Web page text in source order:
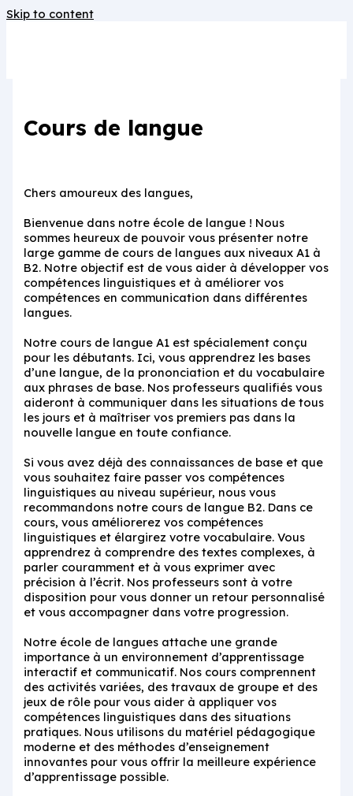
สล็อตเว็บตรงgrandpashabet
Skip to content
Cours de langue
Chers amoureux des langues,
Bienvenue dans notre école de langue ! Nous
sommes heureux de pouvoir vous présenter notre
large gamme de cours de langues aux niveaux A1 à
B2. Notre objectif est de vous aider à développer vos
compétences linguistiques et à améliorer vos
compétences en communication dans différentes
langues.
Notre cours de langue A1 est spécialement conçu
pour les débutants. Ici, vous apprendrez les bases
d’une langue, de la prononciation et du vocabulaire
aux phrases de base. Nos professeurs qualifiés vous
aideront à communiquer dans les situations de tous
les jours et à maîtriser vos premiers pas dans la
nouvelle langue en toute confiance.
Si vous avez déjà des connaissances de base et que
vous souhaitez faire passer vos compétences
linguistiques au niveau supérieur, nous vous
recommandons notre cours de langue B2. Dans ce
cours, vous améliorerez vos compétences
linguistiques et élargirez votre vocabulaire. Vous
apprendrez à comprendre des textes complexes, à
parler couramment et à vous exprimer avec
précision à l’écrit. Nos professeurs sont à votre
disposition pour vous donner un retour personnalisé
et vous accompagner dans votre progression.
Notre école de langues attache une grande
importance à un environnement d’apprentissage
interactif et communicatif. Nos cours comprennent
des activités variées, des travaux de groupe et des
jeux de rôle pour vous aider à appliquer vos
compétences linguistiques dans des situations
pratiques. Nous utilisons du matériel pédagogique
moderne et des méthodes d’enseignement
innovantes pour vous offrir la meilleure expérience
d’apprentissage possible.